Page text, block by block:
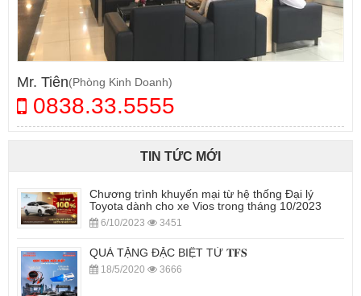
Mr. Tiên(Phòng Kinh Doanh)
0838.33.5555
TIN TỨC MỚI
Chương trình khuyến mại từ hệ thống Đại lý
Toyota dành cho xe Vios trong tháng 10/2023
6/10/2023 3451
QUÀ TẶNG ĐẶC BIỆT TỪ 𝐓𝐅𝐒
18/5/2020 3666